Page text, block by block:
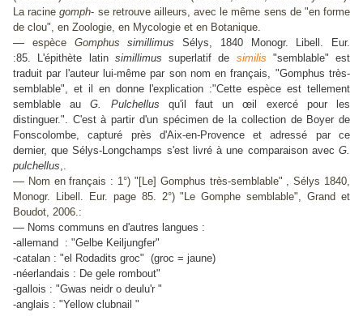
La racine gomph- se retrouve ailleurs, avec le même sens de "en forme
de clou", en Zoologie, en Mycologie et en Botanique.
— espèce Gomphus simillimus Sélys, 1840 Monogr. Libell. Eur.
:85.
L'épithète latinsimillimus superlatif de similis "semblable" est
traduit par l'auteur lui-même par son nom en français, "Gomphus très-
semblable", et il en donne l'explication :"Cette espèce est tellement
semblable auG. Pulchellus qu'il faut un œil exercé pour les
distinguer.". C'est à partir d'un spécimen de la collection de Boyer de
Fonscolombe, capturé près d'Aix-en-Provence et adressé par ce
dernier, que Sélys-Longchamps s'est livré à une comparaison avec G.
pulchellus,.
— Nom en français : 1°) "[Le] Gomphus très-semblable" , Sélys 1840,
Monogr. Libell. Eur. page 85. 2°) "Le Gomphe semblable", Grand et
Boudot, 2006.:
— Noms communs en d'autres langues :
-allemand : "Gelbe Keiljungfer"
-catalan : "el Rodadits groc" (groc = jaune)
-néerlandais : De gele rombout"
-gallois : "Gwas neidr o deulu'r "
-anglais : "Yellow clubnail "